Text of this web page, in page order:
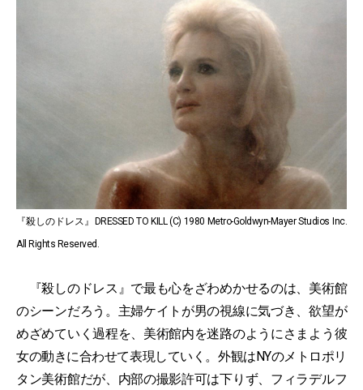
『殺しのドレス』DRESSED TO KILL (C) 1980 Metro-Goldwyn-Mayer Studios Inc.
All Rights Reserved.
『殺しのドレス』で最も心をざわめかせるのは、美術館
のシーンだろう。主婦ケイトが男の視線に気づき、欲望が
めざめていく過程を、美術館内を迷路のようにさまよう彼
女の動きに合わせて表現していく。外観はNYのメトロポリ
タン美術館だが、内部の撮影許可は下りず、フィラデルフ